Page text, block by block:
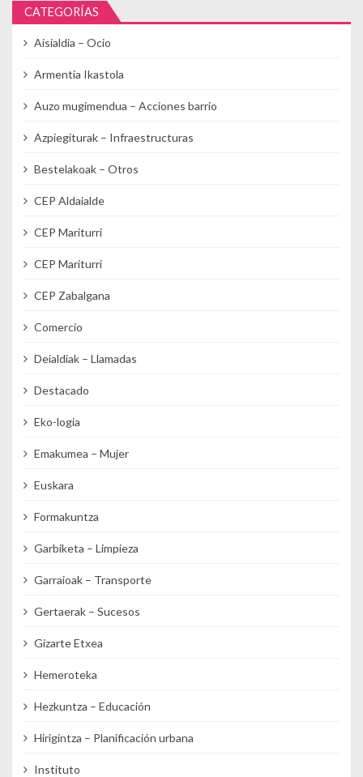
CATEGORÍAS
Aisialdia – Ocio
Armentia Ikastola
Auzo mugimendua – Acciones barrio
Azpiegiturak – Infraestructuras
Bestelakoak – Otros
CEP Aldaialde
CEP Mariturri
CEP Mariturri
CEP Zabalgana
Comercio
Deialdiak – Llamadas
Destacado
Eko-logia
Emakumea – Mujer
Euskara
Formakuntza
Garbiketa – Limpieza
Garraioak – Transporte
Gertaerak – Sucesos
Gizarte Etxea
Hemeroteka
Hezkuntza – Educación
Hirigintza – Planificación urbana
Instituto